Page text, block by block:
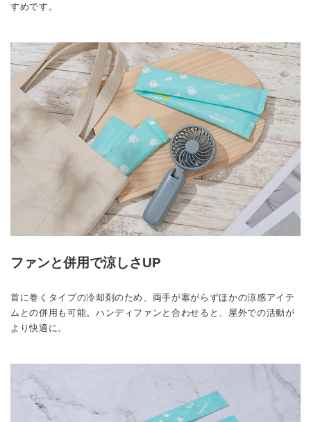
すめです。
ファンと併用で涼しさUP
首に巻くタイプの冷却剤のため、両手が塞がらずほかの涼感アイテ
ムとの併用も可能。ハンディファンと合わせると、屋外での活動が
より快適に。